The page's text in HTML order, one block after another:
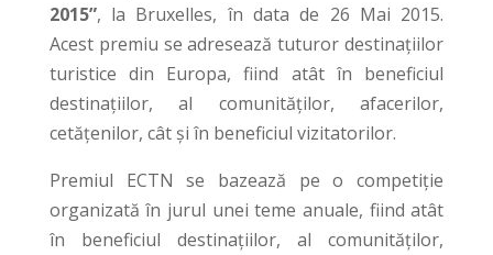
2015”, la Bruxelles, în data de 26 Mai 2015.
Acest premiu se adresează tuturor destinaţiilor
turistice din Europa, fiind atât în beneficiul
destinaţiilor, al comunităţilor, afacerilor,
cetăţenilor, cât şi în beneficiul vizitatorilor.
Premiul ECTN se bazează pe o competiţie
organizată în jurul unei teme anuale, fiind atât
în beneficiul destinaţiilor, al comunităţilor,